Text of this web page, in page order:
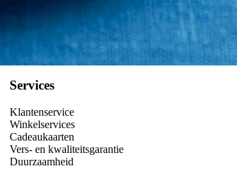
Services
Klantenservice
Winkelservices
Cadeaukaarten
Vers- en kwaliteitsgarantie
Duurzaamheid